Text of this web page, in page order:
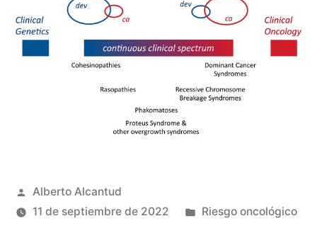
Publicado
por
Alberto Alcantud
11 de septiembre de 2022
Publicado
Riesgo oncológico